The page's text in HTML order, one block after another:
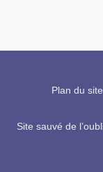
Plan du site
Site sauvé de